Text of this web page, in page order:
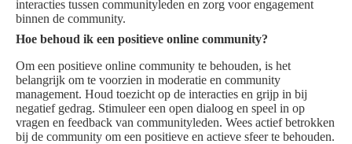
interacties tussen communityleden en zorg voor engagement
binnen de community.
Hoe behoud ik een positieve online community?
Om een positieve online community te behouden, is het
belangrijk om te voorzien in moderatie en community
management. Houd toezicht op de interacties en grijp in bij
negatief gedrag. Stimuleer een open dialoog en speel in op
vragen en feedback van communityleden. Wees actief betrokken
bij de community om een positieve en actieve sfeer te behouden.